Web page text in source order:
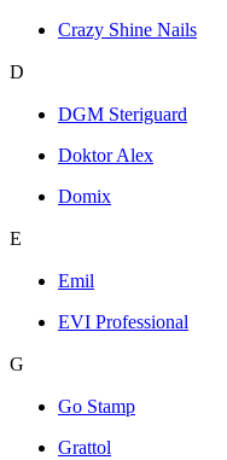
Crazy Shine Nails
D
DGM Steriguard
Doktor Alex
Domix
E
Emil
EVI Professional
G
Go Stamp
Grattol